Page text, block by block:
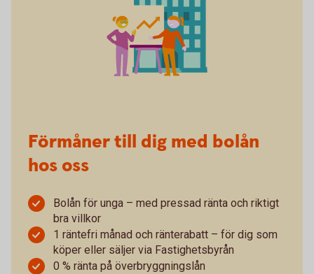
Förmåner till dig med bolån
hos oss
Bolån för unga – med pressad ränta och riktigt
bra villkor
1 räntefri månad och ränterabatt – för dig som
köper eller säljer via Fastighetsbyrån
0 % ränta på överbryggningslån